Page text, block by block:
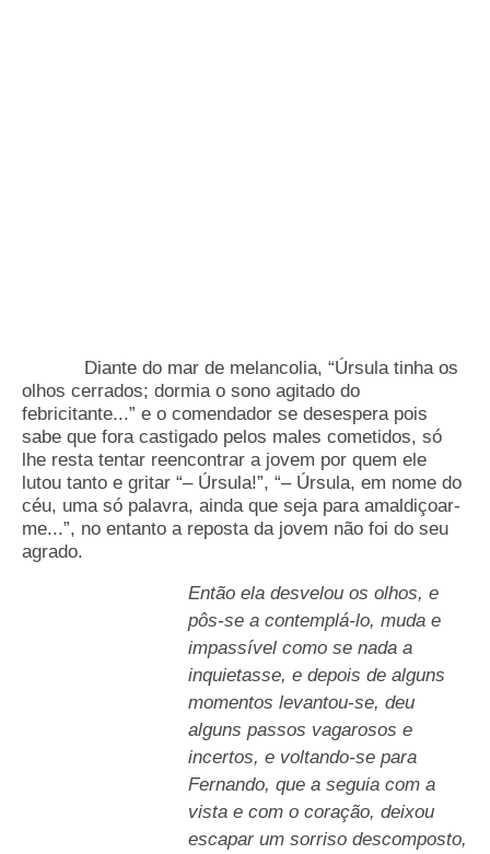
Diante do mar de melancolia, “Úrsula tinha os
olhos cerrados; dormia o sono agitado do
febricitante...” e o comendador se desespera pois
sabe que fora castigado pelos males cometidos, só
lhe resta tentar reencontrar a jovem por quem ele
lutou tanto e gritar “– Úrsula!”, “– Úrsula, em nome do
céu, uma só palavra, ainda que seja para amaldiçoar-
me...”, no entanto a reposta da jovem não foi do seu
agrado.
Então ela desvelou os olhos, e
pôs-se a contemplá-lo, muda e
impassível como se nada a
inquietasse, e depois de alguns
momentos levantou-se, deu
alguns passos vagarosos e
incertos, e voltando-se para
Fernando, que a seguia com a
vista e com o coração, deixou
escapar um sorriso descomposto,